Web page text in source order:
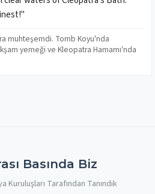
muhteşemdi. Tomb Koyu'nda
yemeği ve Kleopatra Hamamı'nda
Basında Biz
Kuruluşları Tarafından Tanındık